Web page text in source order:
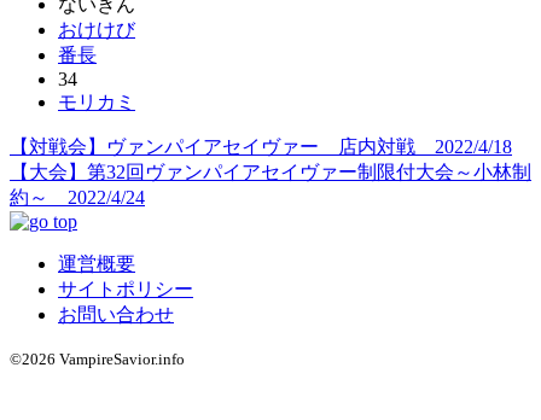
おけけび
番長
34
モリカミ
【対戦会】ヴァンパイアセイヴァー 店内対戦 2022/4/18
【大会】第32回ヴァンパイアセイヴァー制限付大会～小林制
約～ 2022/4/24
運営概要
サイトポリシー
お問い合わせ
©2026 VampireSavior.info